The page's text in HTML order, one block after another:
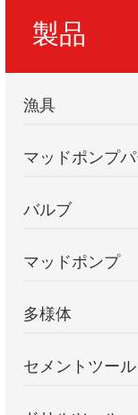
製品
漁具
マッドポンプ
バルブ
マッドポンプ
多様体
セメントツール